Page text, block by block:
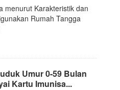
menurut Karakteristik dan
Rumah Tangga
Umur 0-59 Bulan
Kartu Imunisa...